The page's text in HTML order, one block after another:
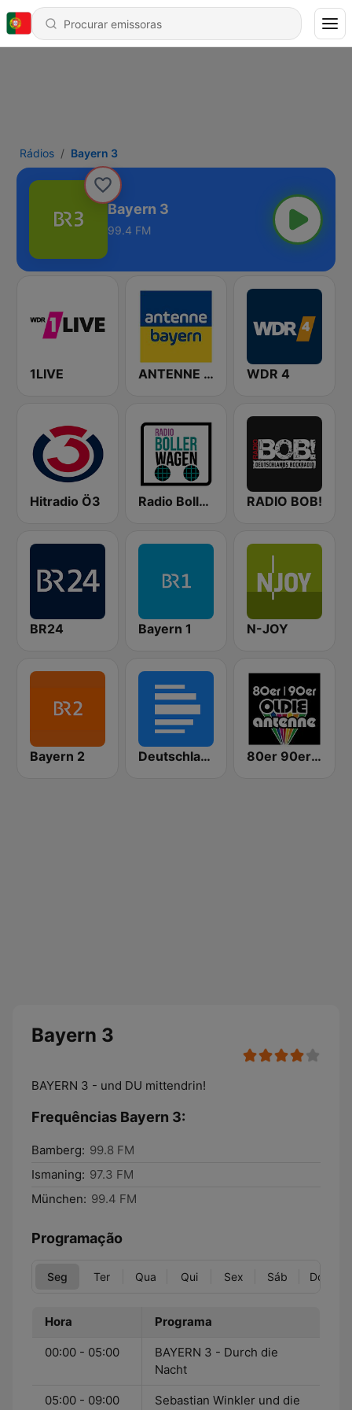
Rádios Bayern 3
Bayern 3
99.4 FM
1LIVE ANTENNE BAYERN WDR 4
Hitradio Ö3 Radio Bollerwagen RADIO BOB!
BR24 Bayern 1 N-JOY
Bayern 2 Deutschlandfunk 80er 90er OLDIE ANTENNE
Bayern 3
BAYERN 3 - und DU mittendrin!
Frequências Bayern 3:
Bamberg: 99.8 FM
Ismaning: 97.3 FM
München: 99.4 FM
Programação
Seg Ter Qua Qui Sex Sáb Dom
Hora Programa
00:00 - 05:00
BAYERN 3 - Durch die
Nacht
05:00 - 09:00 Sebastian Winkler und die